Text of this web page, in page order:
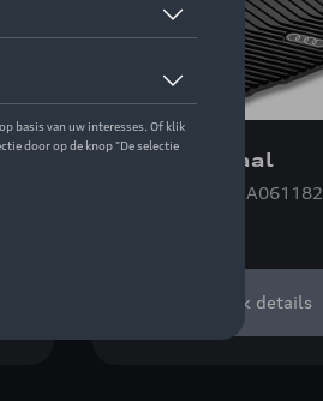
Kofferschaal
Referentie: 8MA061182
Bekijk details